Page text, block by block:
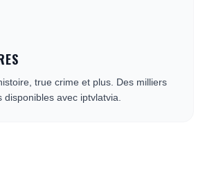
true crime et plus. Des milliers
avec iptvlatvia.